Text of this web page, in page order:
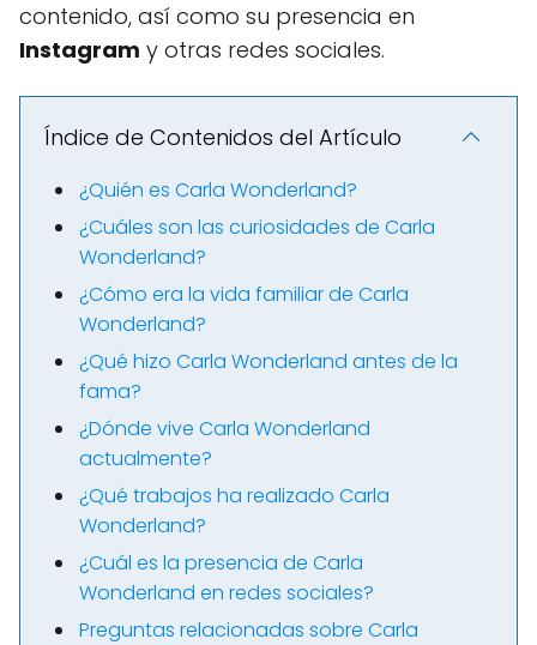
contenido, así como su presencia en
Instagram y otras redes sociales.
Índice de Contenidos del Artículo
¿Quién es Carla Wonderland?
¿Cuáles son las curiosidades de Carla
Wonderland?
¿Cómo era la vida familiar de Carla
Wonderland?
¿Qué hizo Carla Wonderland antes de la
fama?
¿Dónde vive Carla Wonderland
actualmente?
¿Qué trabajos ha realizado Carla
Wonderland?
¿Cuál es la presencia de Carla
Wonderland en redes sociales?
Preguntas relacionadas sobre Carla